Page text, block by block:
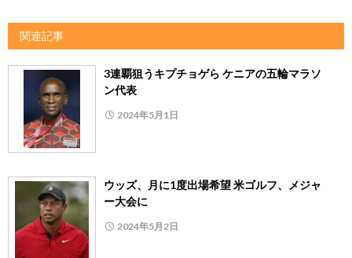
関連記事
3連覇狙うキプチョゲら ケニアの五輪マラソ
ン代表
2024年5月1日
ウッズ、月に1度出場希望 米ゴルフ、メジャ
ー大会に
2024年5月2日